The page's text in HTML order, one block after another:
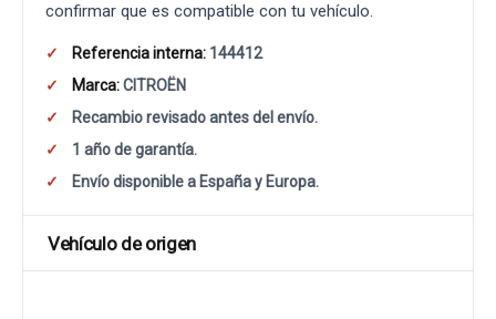
confirmar que es compatible con tu vehículo.
Referencia interna: 144412
Marca:CITROËN
Recambio revisado antes del envío.
1 año de garantía.
Envío disponible a España y Europa.
Vehículo de origen